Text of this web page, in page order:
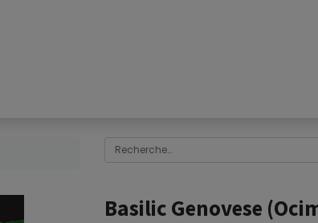
Basilic Genovese